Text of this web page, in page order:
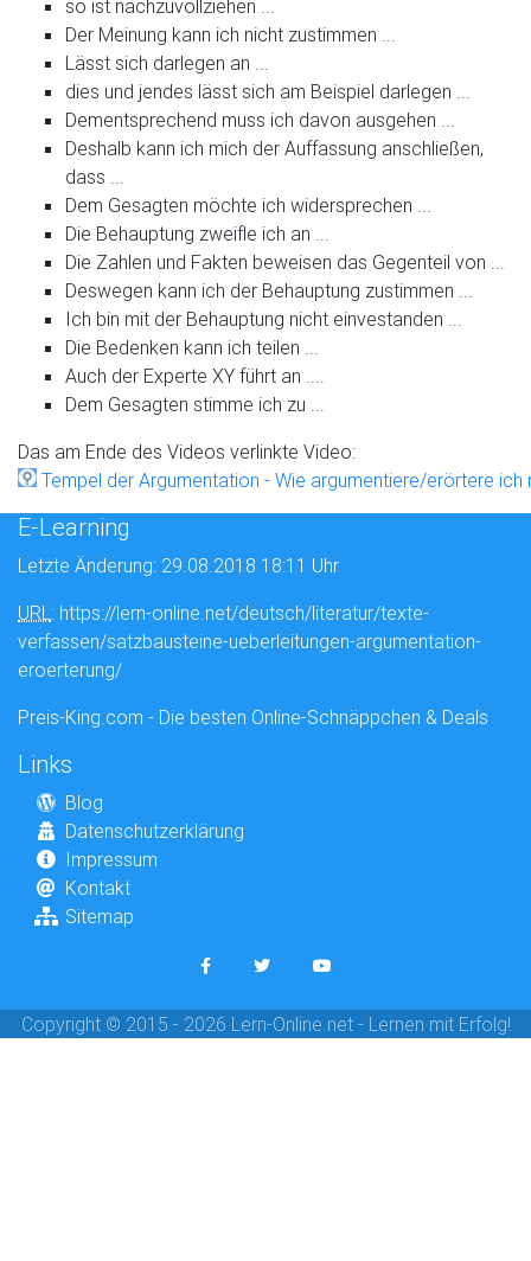
so ist nachzuvollziehen ...
Der Meinung kann ich nicht zustimmen ...
Lässt sich darlegen an ...
dies und jendes lässt sich am Beispiel darlegen ...
Dementsprechend muss ich davon ausgehen ...
Deshalb kann ich mich der Auffassung anschließen,
dass ...
Dem Gesagten möchte ich widersprechen ...
Die Behauptung zweifle ich an ...
Die Zahlen und Fakten beweisen das Gegenteil von ...
Deswegen kann ich der Behauptung zustimmen ...
Ich bin mit der Behauptung nicht einvestanden ...
Die Bedenken kann ich teilen ...
Auch der Experte XY führt an ....
Dem Gesagten stimme ich zu ...
Das am Ende des Videos verlinkte Video:
Tempel der Argumentation - Wie argumentiere/erörtere ich
E-Learning
Letzte Änderung: 29.08.2018 18:11 Uhr
URL: https://lern-online.net/deutsch/literatur/texte-
verfassen/satzbausteine-ueberleitungen-argumentation-
eroerterung/
Preis-King.com - Die besten Online-Schnäppchen & Deals
Links
Blog
Datenschutzerklärung
Impressum
Kontakt
Sitemap
Copyright © 2015 - 2026 Lern-Online.net - Lernen mit Erfolg!